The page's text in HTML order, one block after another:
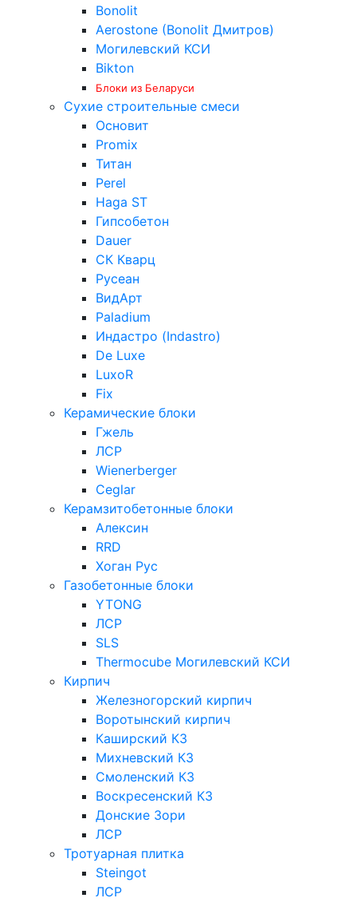
Bonolit
Aerostone (Bonolit Дмитров)
Могилевский КСИ
Bikton
Блоки из Беларуси
Сухие строительные смеси
Основит
Promix
Титан
Perel
Haga ST
Гипсобетон
Dauer
СК Кварц
Русеан
ВидАрт
Paladium
Индастро (Indastro)
De Luxe
LuxoR
Fix
Керамические блоки
Гжель
ЛСР
Wienerberger
Ceglar
Керамзитобетонные блоки
Алексин
RRD
Хоган Рус
Газобетонные блоки
YTONG
ЛСР
SLS
Thermocube Могилевский КСИ
Кирпич
Железногорский кирпич
Воротынский кирпич
Каширский КЗ
Михневский КЗ
Смоленский КЗ
Воскресенский КЗ
Донские Зори
ЛСР
Тротуарная плитка
Steingot
ЛСР